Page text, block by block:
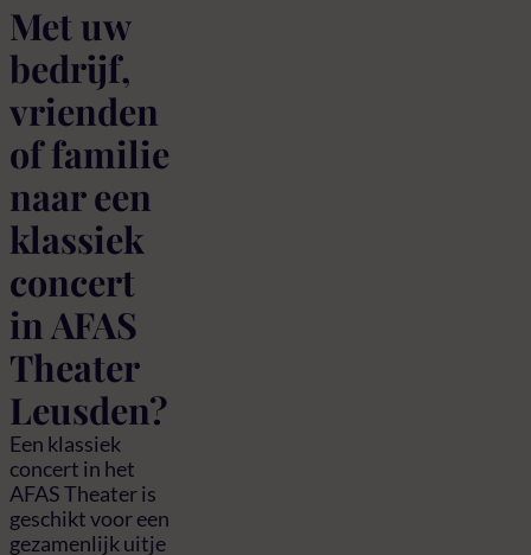
Met uw
bedrijf,
vrienden
of familie
naar een
klassiek
concert
in AFAS
Theater
Leusden?
Een klassiek
concert in het
AFAS Theater is
geschikt voor een
gezamenlijk uitje